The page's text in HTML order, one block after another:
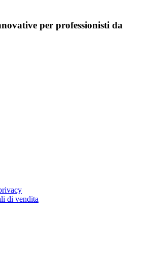
per professionisti da
di vendita